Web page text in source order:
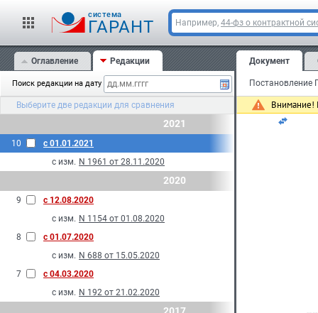
cистема
ГАРАНТ Например, 44-фз о контрактной
Оглавление Редакции
Поиск редакции на дату
Выберите две редакции для сравнения
2021
10
с 01.01.2021
с изм. N 1961 от 28.11.2020
2020
9
с 12.08.2020
с изм. N 1154 от 01.08.2020
8
с 01.07.2020
с изм. N 688 от 15.05.2020
7
с 04.03.2020
с изм. N 192 от 21.02.2020
Документ
Внимание!